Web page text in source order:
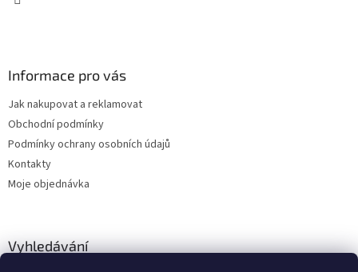
Informace pro vás
Jak nakupovat a reklamovat
Obchodní podmínky
Podmínky ochrany osobních údajů
Kontakty
Moje objednávka
Vyhledávání